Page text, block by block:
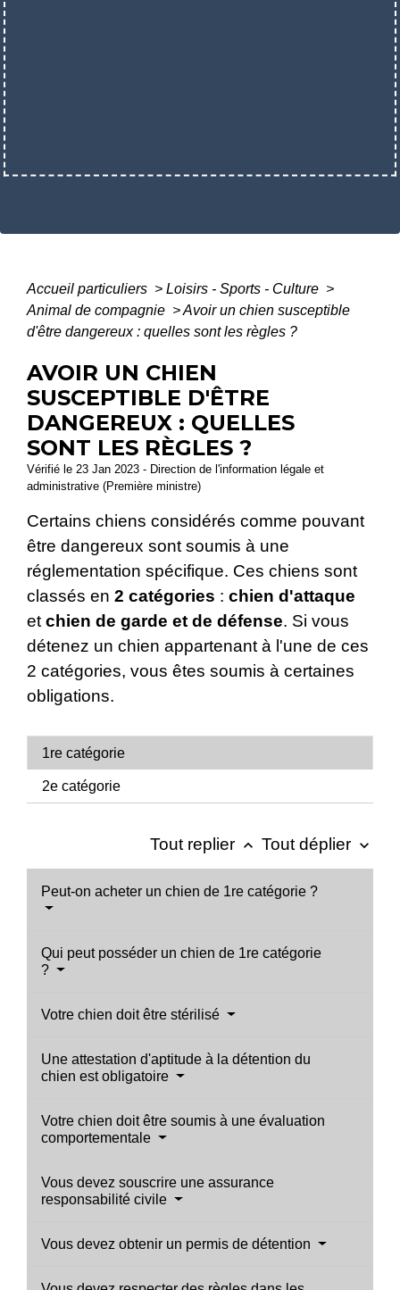
Accueil particuliers > Loisirs - Sports - Culture >
Animal de compagnie >Avoir un chien susceptible
d'être dangereux : quelles sont les règles ?
AVOIR UN CHIEN
SUSCEPTIBLE D'ÊTRE
DANGEREUX : QUELLES
SONT LES RÈGLES ?
Vérifié le 23 Jan 2023 - Direction de l'information légale et
administrative (Première ministre)
Certains chiens considérés comme pouvant
être dangereux sont soumis à une
réglementation spécifique. Ces chiens sont
classés en 2 catégories : chien d'attaque
etchien de garde et de défense. Si vous
détenez un chien appartenant à l'une de ces
2 catégories, vous êtes soumis à certaines
obligations.
1re catégorie
2e catégorie
Tout replier keyboard_arrow_up Tout déplier keyboard_arrow_down
Peut-on acheter un chien de 1re catégorie ?
Qui peut posséder un chien de 1re catégorie
?
Votre chien doit être stérilisé
Une attestation d'aptitude à la détention du
chien est obligatoire
Votre chien doit être soumis à une évaluation
comportementale
Vous devez souscrire une assurance
responsabilité civile
Vous devez obtenir un permis de détention